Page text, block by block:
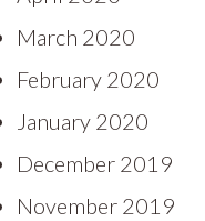
March 2020
February 2020
January 2020
December 2019
November 2019